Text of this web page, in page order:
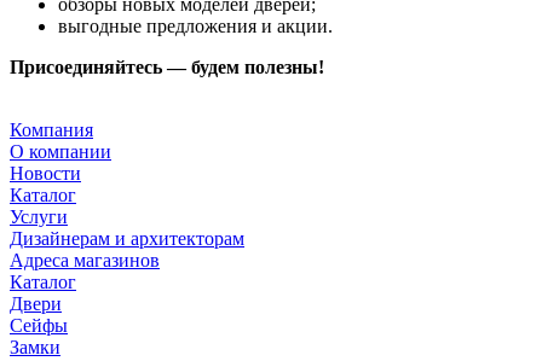
выгодные предложения и акции.
Присоединяйтесь — будем полезны!
Компания
О компании
Новости
Каталог
Услуги
Дизайнерам и архитекторам
Адреса магазинов
Каталог
Двери
Сейфы
Замки